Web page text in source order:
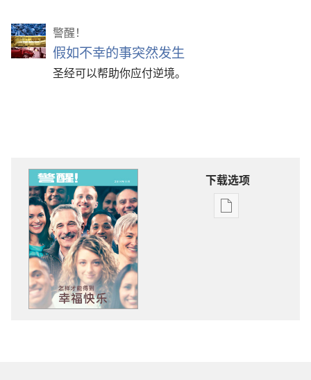
警醒！
假如不幸的事突然发生
圣经可以帮助你应付逆境。
下载选项
电